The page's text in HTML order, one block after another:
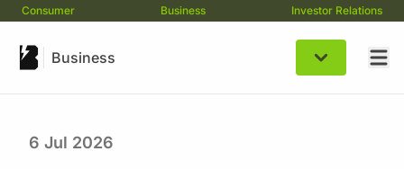
Consumer Business Investor Relations
Business
6 Jul 2026